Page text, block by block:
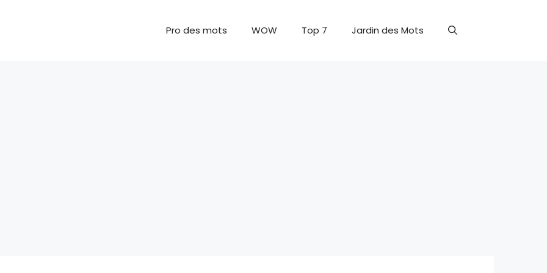
Pro des mots WOW Top 7 Jardin des Mots